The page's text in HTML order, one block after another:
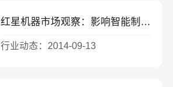
红星机器市场观察：影响智能制造装备行业发展有利及不利因素有哪些？（二）
行业动态：2014-09-13